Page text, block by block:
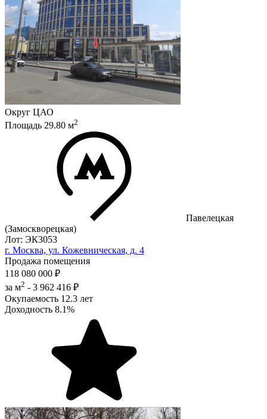
Округ ЦАО
Площадь 29.80 м2
Павелецкая
(Замоскворецкая)
Лот: ЭК3053
г. Москва, ул. Кожевническая, д. 4
Продажа помещения
118 080 000 ₽
за м2 - 3 962 416 ₽
Окупаемость 12.3 лет
Доходность 8.1%